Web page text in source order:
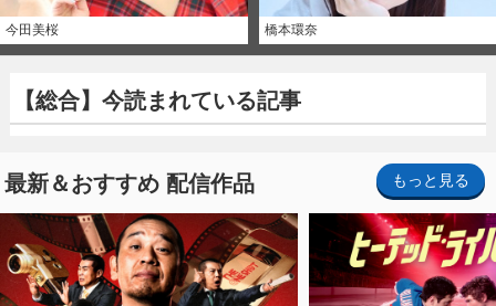
今田美桜 橋本環奈
【総合】今読まれている記事
最新＆おすすめ 配信作品 もっと見る